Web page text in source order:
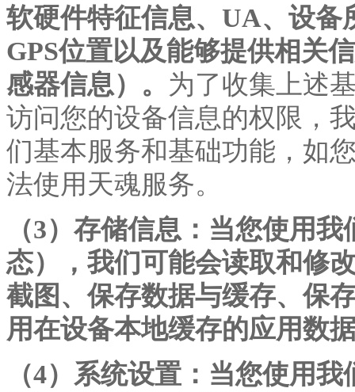
软硬件特征信息、UA、设备
GPS位置以及能够提供相关
感器信息）。 为了收集上述
访问您的设备信息的权限，
们基本服务和基础功能，如
法使用天魂服务。
（3）存储信息：当您使用
态），我们可能会读取和修
截图、保存数据与缓存、保
用在设备本地缓存的应用数
（4）系统设置：当您使用